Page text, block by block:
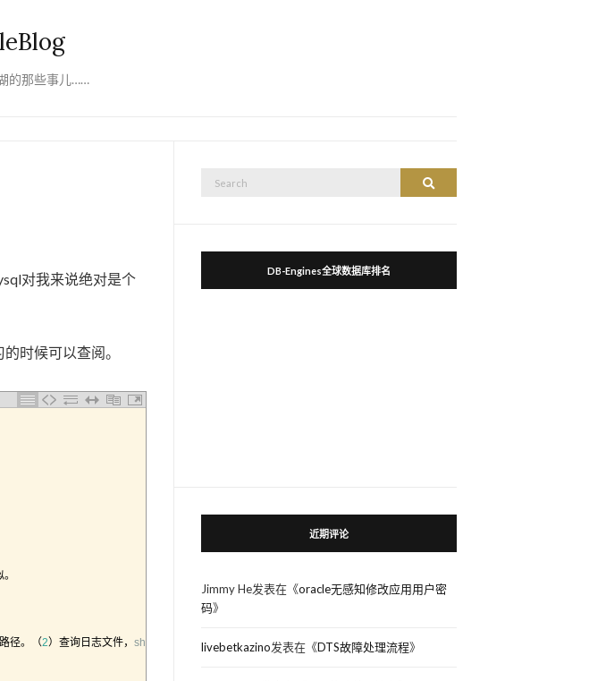
的那些事儿……
对我来说绝对是个
时候可以查阅。
径。（2）查询日志文件， show variables like '%general%' 平时关闭。（3）慢查询日志文件
Search
DB-Engines全球数据库排名
近期评论
Jimmy He发表在《oracle无感知修改应用用户密
码》
livebetkazino发表在《DTS故障处理流程》